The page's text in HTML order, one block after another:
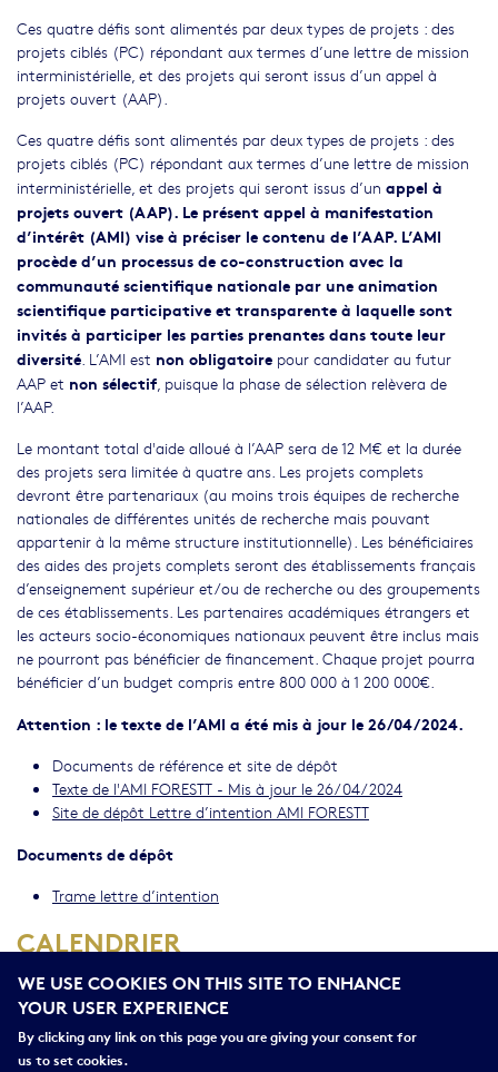
Ces quatre défis sont alimentés par deux types de projets : des
projets ciblés (PC) répondant aux termes d’une lettre de mission
interministérielle, et des projets qui seront issus d’un appel à
projets ouvert (AAP).
Ces quatre défis sont alimentés par deux types de projets : des
projets ciblés (PC) répondant aux termes d’une lettre de mission
interministérielle, et des projets qui seront issus d’un appel à
projets ouvert (AAP). Le présent appel à manifestation
d’intérêt (AMI) vise à préciser le contenu de l’AAP. L’AMI
procède d’un processus de co-construction avec la
communauté scientifique nationale par une animation
scientifique participative et transparente à laquelle sont
invités à participer les parties prenantes dans toute leur
diversité. L’AMI est non obligatoire pour candidater au futur
AAP et non sélectif, puisque la phase de sélection relèvera de
l’AAP.
Le montant total d'aide alloué à l’AAP sera de 12 M€ et la durée
des projets sera limitée à quatre ans. Les projets complets
devront être partenariaux (au moins trois équipes de recherche
nationales de différentes unités de recherche mais pouvant
appartenir à la même structure institutionnelle). Les bénéficiaires
des aides des projets complets seront des établissements français
d’enseignement supérieur et/ou de recherche ou des groupements
de ces établissements. Les partenaires académiques étrangers et
les acteurs socio-économiques nationaux peuvent être inclus mais
ne pourront pas bénéficier de financement. Chaque projet pourra
bénéficier d’un budget compris entre 800 000 à 1 200 000€.
Attention : le texte de l’AMI a été mis à jour le 26/04/2024.
Documents de référence et site de dépôt
Texte de l'AMI FORESTT - Mis à jour le 26/04/2024
Site de dépôt Lettre d’intention AMI FORESTT
Documents de dépôt
Trame lettre d’intention
CALENDRIER
Ouverture :25/04/2024 à 13:00 CEST
Limite de dépôt des lettres d’intention :04/07/2024 à 11:00 CEST
CONTACT :
WE USE COOKIES ON THIS SITE TO ENHANCE
YOUR USER EXPERIENCE
By clicking any link on this page you are giving your consent for
us to set cookies.